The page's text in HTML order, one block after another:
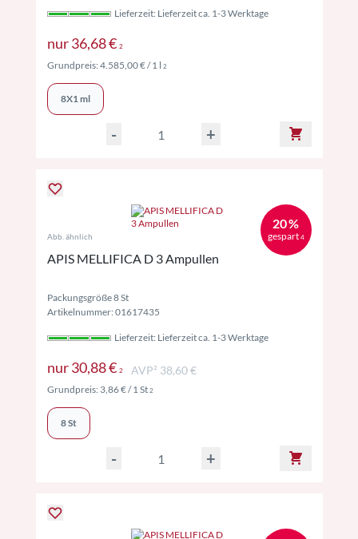
Lieferzeit: Lieferzeit ca. 1-3 Werktage
nur36,68 € 2Preise inkl. MwSt. ggf. zzgl. Versand
Grundpreis:4.585,00 €/ 1 l 2Preise inkl. MwSt. ggf. zzgl. Versand
8X1 ml
- +
20 %
gespart 4
Abb. ähnlich
APIS MELLIFICA D 3 Ampullen
Packungsgröße 8 St
Artikelnummer: 01617435
Lieferzeit: Lieferzeit ca. 1-3 Werktage
nur30,88 € 2Preise inkl. MwSt. ggf. zzgl. Versand
AVP² 38,60 €
Grundpreis: 3,86 €/ 1 St 2Preise inkl. MwSt. ggf. zzgl. Versand
8 St
- +